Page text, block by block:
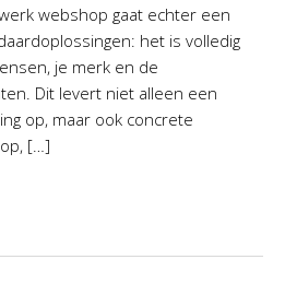
webshop gaat echter een
het is volledig
je merk en de
Dit levert niet alleen een
op, maar ook concrete
[…]